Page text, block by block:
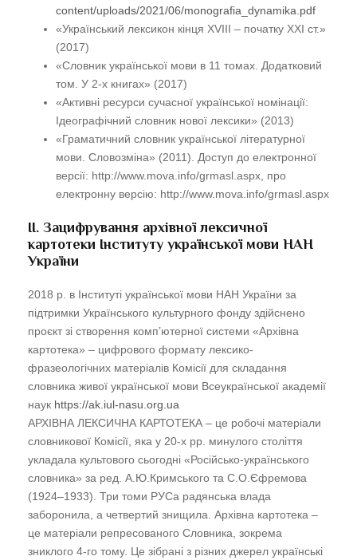
content/uploads/2021/06/monografia_dynamika.pdf
«Український лексикон кінця XVIII – початку XXI ст.»
(2017)
«Словник української мови в 11 томах. Додатковий
том. У 2-х книгах» (2017)
«Активні ресурси сучасної української номінації:
Ідеографічний словник нової лексики» (2013)
«Граматичний словник української літературної
мови. Словозміна» (2011). Доступ до електронної
версії: http://www.mova.info/grmasl.aspx, про
електронну версію: http://www.mova.info/grmasl.aspx
ІІ. Зацифрування архівної лексичної
картотеки Інституту української мови НАН
України
2018 р. в Інституті української мови НАН України за
підтримки Українського культурного фонду здійснено
проєкт зі створення комп’ютерної системи «Архівна
картотека» – цифрового формату лексико-
фразеологічних матеріалів Комісії для складання
словника живої української мови Всеукраїнської академії
наук https://ak.iul-nasu.org.ua
АРХІВНА ЛЕКСИЧНА КАРТОТЕКА – це робочі матеріали
словникової Комісії, яка у 20-х рр. минулого століття
укладала культового сьогодні «Російсько-українського
словника» за ред. А.Ю.Кримського та С.О.Єфремова
(1924–1933). Три томи РУСа радянська влада
заборонила, а четвертий знищила. Архівна картотека –
це матеріали репресованого Словника, зокрема
зниклого 4-го тому. Це зібрані з різних джерел українські